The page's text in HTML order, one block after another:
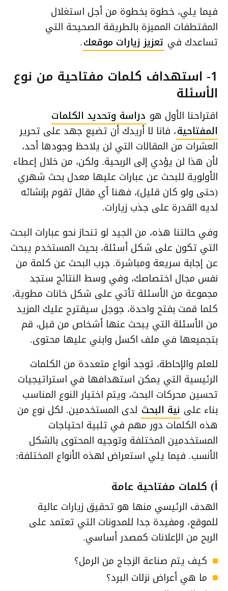
فيما يلي، خطوة بخطوة من أجل استغلال
المقتطفات المميزة بالطريقة الصحيحة التي
تساعدك في تعزيز زيارات موقعك.
1- استهداف كلمات مفتاحية من نوع
الأسئلة
اقتراحنا الأول هو دراسة وتحديد الكلمات
المفتاحية، فانا لا أريدك أن تضيع جهد على تحرير
العشرات من المقالات التي لن يلاحظ وجودها أحد،
لأن هذا لن يؤدي إلى الربحية. ولكن، من خلال إعطاء
الأولوية للبحث عن عبارات عليها معدل بحث شهري
(حتى ولو كان قليل)، فهنا أي مقال تقوم بإنشائه
لديه القدرة على جذب زيارات.
وفي حالتنا هذه، من الجيد لو تنحاز نحو عبارات البحث
التي تكون على شكل أسئلة، بحيث المستخدم يبحث
عن إجابة سريعة ومباشرة. جرب البحث عن كلمة من
نفس مجال اختصاصك، وفي وسط النتائج ستجد
مجموعة من الأسئلة تأتي على شكل خانات مطوية،
كلما قمت بفتح واحدة، جوجل سيقترح عليك المزيد
من الأسئلة التي يبحث عنها أشخاص من قبل، قم
بتجميعها في ملف اكسل وابني عليها محتوى.
للعلم والإحاطة، توجد أنواع متعددة من الكلمات
الرئيسية التي يمكن استهدافها في استراتيجيات
تحسين محركات البحث، ويتم اختيار النوع المناسب
بناء على نية البحث لدى المستخدمين. لكل نوع من
هذه الكلمات دور مهم في تلبية احتياجات
المستخدمين المختلفة وتوجيه المحتوى بالشكل
الأنسب. فيما يلي استعراض لهذه الأنواع المختلفة:
أ) كلمات مفتاحية عامة
الهدف الرئيسي منها هو تحقيق زيارات عالية
للموقع، ومفيدة جدا للمدونات التي تعتمد على
الربح من الإعلانات كمصدر أساسي.
كيف يتم صناعة الزجاج من الرمل؟
ما هي أعراض نزلات البرد؟